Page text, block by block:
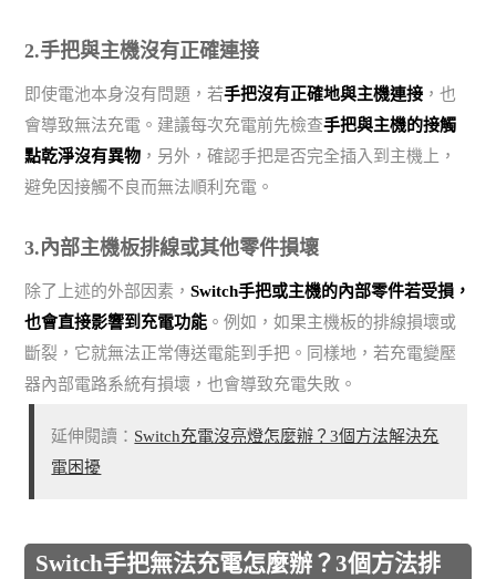
2.手把與主機沒有正確連接
即使電池本身沒有問題，若手把沒有正確地與主機連接 ，也
會導致無法充電。建議每次充電前先檢查手把與主機的接觸
點乾淨沒有異物 ，另外，確認手把是否完全插入到主機上，
避免因接觸不良而無法順利充電。
3.內部主機板排線或其他零件損壞
除了上述的外部因素，Switch手把或主機的內部零件若受損，
也會直接影響到充電功能 。例如，如果主機板的排線損壞或
斷裂，它就無法正常傳送電能到手把。同樣地，若充電變壓
器內部電路系統有損壞，也會導致充電失敗。
延伸閱讀： Switch充電沒亮燈怎麼辦？3個方法解決充
電困擾
Switch手把無法充電怎麼辦？3個方法排